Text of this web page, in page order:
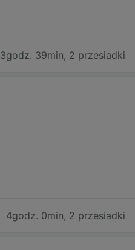
3godz. 39min, 2 przesiadki
4godz. 0min, 2 przesiadki